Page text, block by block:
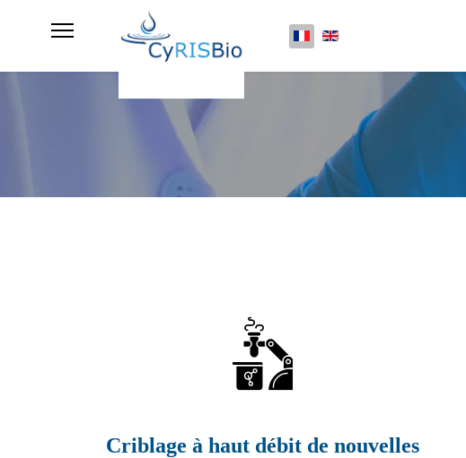
Sélectionnez votre langue
Criblage à haut débit de nouvelles